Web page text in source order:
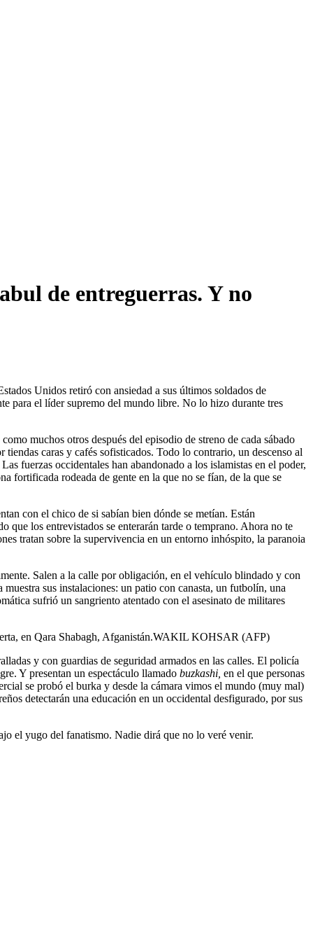
de entreguerras. Y no
para el líder supremo del mundo libre. No lo hizo durante tres
muchos otros después del episodio de streno de cada sábado
caras y cafés sofisticados. Todo lo contrario, un descenso al
fuerzas occidentales han abandonado a los islamistas en el poder,
fortificada rodeada de gente en la que no se fían, de la que se
con el chico de si sabían bien dónde se metían. Están
que los entrevistados se enterarán tarde o temprano. Ahora no te
tratan sobre la supervivencia en un entorno inhóspito, la paranoia
Salen a la calle por obligación, en el vehículo blindado y con
sus instalaciones: un patio con canasta, un futbolín, una
sufrió un sangriento atentado con el asesinato de militares
en Qara Shabagh, Afganistán.WAKIL KOHSAR (AFP)
y con guardias de seguridad armados en las calles. El policía
Y presentan un espectáculo llamado buzkashi, en el que personas
se probó el burka y desde la cámara vimos el mundo (muy mal)
detectarán una educación en un occidental desfigurado, por sus
el yugo del fanatismo. Nadie dirá que no lo veré venir.